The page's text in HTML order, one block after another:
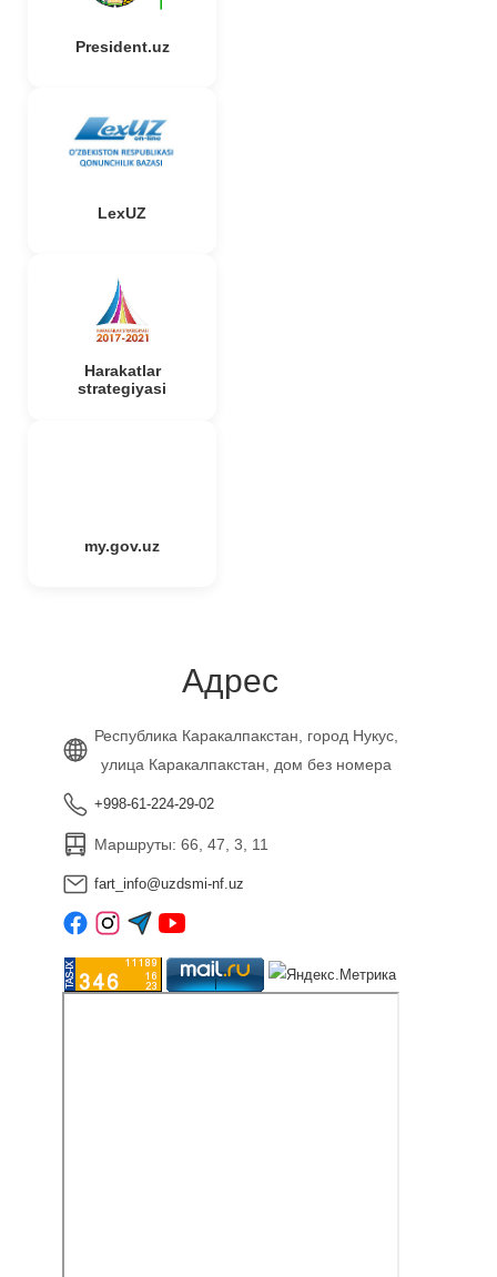
President.uz
LexUZ
Harakatlar
strategiyasi
my.gov.uz
Адрес
Республика Каракалпакстан, город Нукус,
улица Каракалпакстан, дом без номера
+998-61-224-29-02
Маршруты: 66, 47, 3, 11
fart_info@uzdsmi-nf.uz